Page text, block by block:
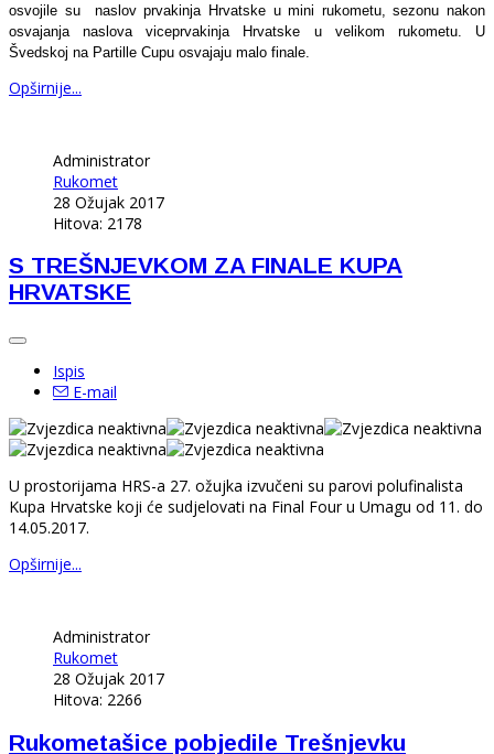
osvojile su naslov prvakinja Hrvatske u mini rukometu, sezonu nakon
osvajanja naslova viceprvakinja Hrvatske u velikom rukometu. U
Švedskoj na Partille Cupu osvajaju malo finale.
Opširnije...
Administrator
Rukomet
28 Ožujak 2017
Hitova: 2178
S TREŠNJEVKOM ZA FINALE KUPA
HRVATSKE
Ispis
E-mail
U prostorijama HRS-a 27. ožujka izvučeni su parovi polufinalista
Kupa Hrvatske koji će sudjelovati na Final Four u Umagu od 11. do
14.05.2017.
Opširnije...
Administrator
Rukomet
28 Ožujak 2017
Hitova: 2266
Rukometašice pobjedile Trešnjevku